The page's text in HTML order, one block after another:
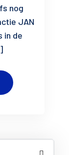
nog
JAN
in de